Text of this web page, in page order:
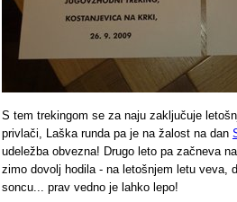
S tem trekingom se za naju zaključuje
privlači, Laška runda pa je na žalost na dan
udeležba obvezna! Drugo leto pa začneva
zimo dovolj hodila - na letošnjem letu veva,
soncu... prav vedno je lahko lepo!